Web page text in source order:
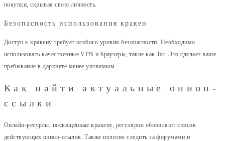
покупки, скрывая свою личность.
Безопасность использования кракен
Доступ к кракену требует особого уровня безопасности. Необходимо
использовать качественные VPN и браузеры, такие как Tor. Это сделает ваше
пребывание в даркнете менее уязвимым.
Как найти актуальные онион-
ссылки
Онлайн-ресурсы, посвящённые кракену, регулярно обновляют список
действующих онион-ссылок. Также полезно следить за форумами и